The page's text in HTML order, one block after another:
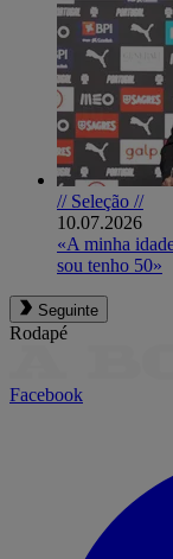
// Seleção //
10.07.2026
«A minha
sou tenho 50»
Seguinte
Rodapé
Facebook